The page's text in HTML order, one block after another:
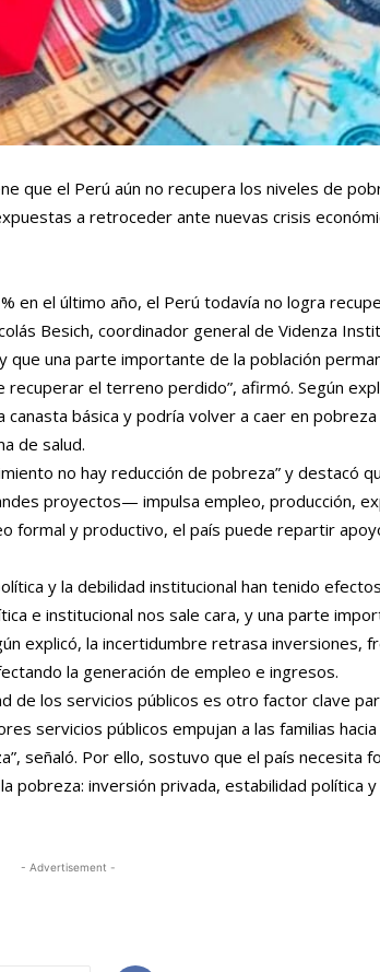
que el Perú aún no recupera los niveles de
a retroceder ante nuevas crisis
en el último año, el Perú todavía no logra
Besich, coordinador general de Videnza
que una parte importante de la población
el terreno perdido”, afirmó. Según
básica y podría volver a caer en
de salud.
no hay reducción de pobreza” y destacó
proyectos— impulsa empleo, producción,
formal y productivo, el país puede repartir
y la debilidad institucional han tenido
e institucional nos sale cara, y una parte
explicó, la incertidumbre retrasa inversiones,
la generación de empleo e ingresos.
de los servicios públicos es otro factor clave
servicios públicos empujan a las familias
señaló. Por ello, sostuvo que el país necesita
pobreza: inversión privada, estabilidad política
- Advertisement -